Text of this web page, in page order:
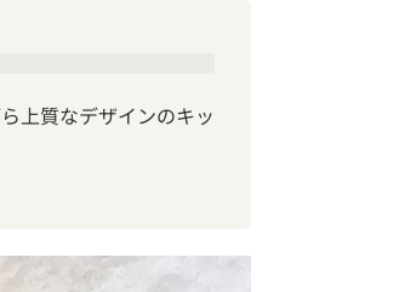
上質なデザインのキッ